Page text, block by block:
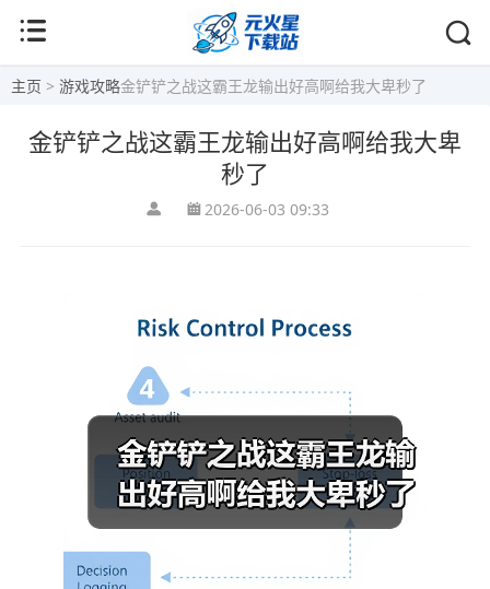
主页 > 游戏攻略金铲铲之战这霸王龙输出好高啊给我大卑秒了
金铲铲之战这霸王龙输出好高啊给我大卑
秒了
2026-06-03 09:33